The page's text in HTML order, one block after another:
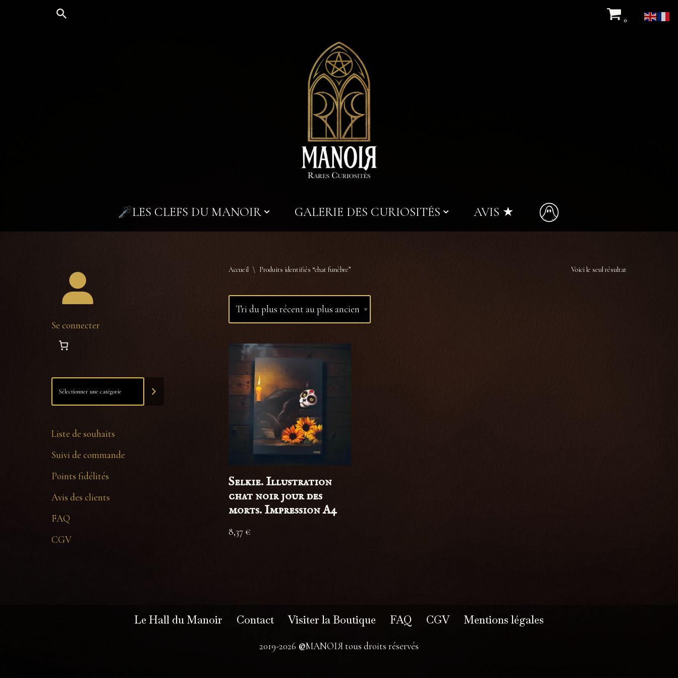
0
LES CLEFS DU MANOIR GALERIE DES CURIOSITÉS AVIS ★
Se connecter
Liste de souhaits
Suivi de commande
Points fidélités
Avis des clients
FAQ
CGV
Accueil \ Produits identifiés “chat funèbre” Voici le seul résultat
Selkie. Illustration
chat noir jour des
morts. Impression A4
8,37€
Le Hall du Manoir Contact Visiter la Boutique FAQ CGV Mentions légales
2019-2026 ©MANOIЯ tous droits réservés